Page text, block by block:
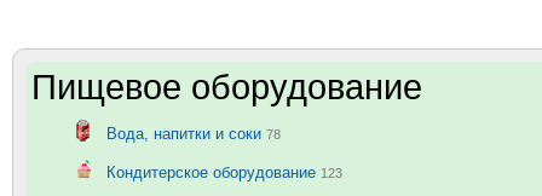
Пищевое оборудование
Вода, напитки и соки 78
Кондитерское оборудование 123